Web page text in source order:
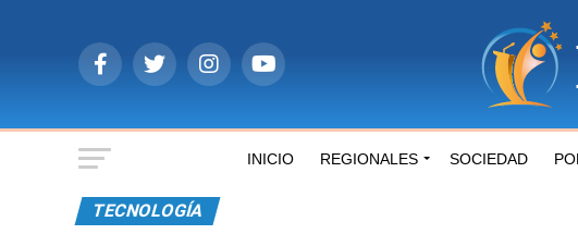
INICIO REGIONALES SOCIEDAD
TECNOLOGÍA